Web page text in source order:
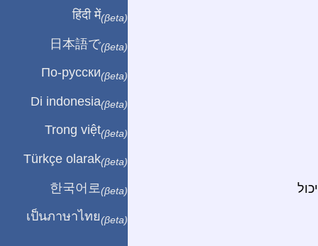
हिंदी में(βeta)
日本語で(βeta)
По-русски(βeta)
Di indonesia(βeta)
Trong việt(βeta)
Türkçe olarak(βeta)
한국어로 (βeta)
เป็นภาษาไทย(βeta)